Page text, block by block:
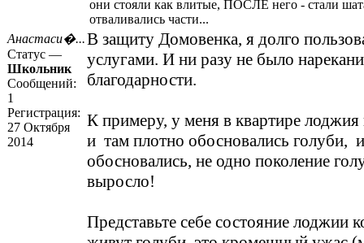
Анастаси�...
Статус —
Школьник
Сообщений:
1
Регистрация:
27 Октября
2014
они стояли как влитые, ПОСЛЕ него - стали
отваливались части...
В защиту Домовенка, я долго
услугами. И ни разу не было
благодарности.
К примеру, у меня в квартире лоджия
и там плотно обосновались голуби,
обосновались, не одно поколение
выросло!
Представьте себе состояние лоджии